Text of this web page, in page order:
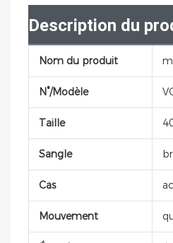
Description du
Nom du produit
N°/Modèle
Taille
Sangle
Cas
Mouvement